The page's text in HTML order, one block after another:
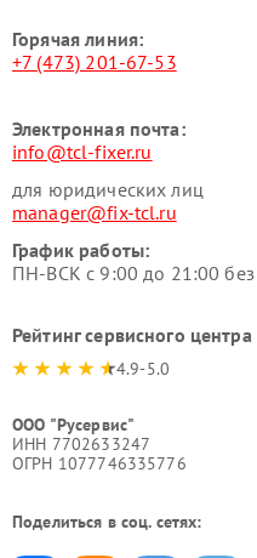
Горячая линия:
+7 (473) 201-67-53
Электронная почта:
info@tcl-fixer.ru
для юридических лиц
manager@fix-tcl.ru
График работы:
ПН-ВСК с 9:00 до 21:00
Рейтинг сервисного центра
4.9-5.0
ООО "Русервис"
ИНН 7702633247
ОГРН 1077746335776
Поделиться в соц. сетях: